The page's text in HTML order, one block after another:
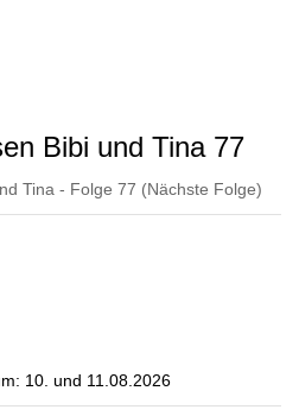
Bibi und Tina 77
Tina - Folge 77 (Nächste Folge)
10. und 11.08.2026